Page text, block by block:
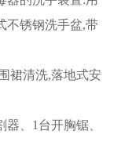
不锈钢洗手盆,带
裙清洗,落地式安
、1台开胸锯、